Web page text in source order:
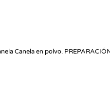
Canela en polvo.